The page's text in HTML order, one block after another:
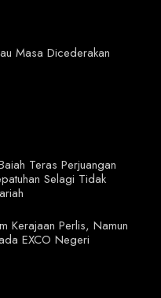
Masa Dicederakan
Teras Perjuangan
Selagi Tidak
Kerajaan Perlis, Namun
EXCO Negeri